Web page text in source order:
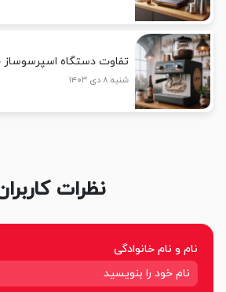
تفاوت دستگاه
شنبه ۸ دی ۱۴۰۳
نظرات
نام و نام خانوادگی